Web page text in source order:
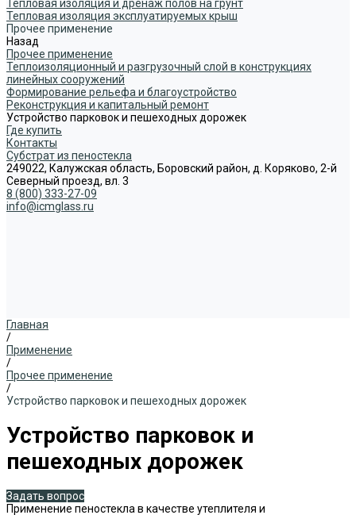
Тепловая изоляция и дренаж полов на грунт
Тепловая изоляция эксплуатируемых крыш
Прочее применение
Назад
Прочее применение
Теплоизоляционный и разгрузочный слой в конструкциях
линейных сооружений
Формирование рельефа и благоустройство
Реконструкция и капитальный ремонт
Устройство парковок и пешеходных дорожек
Где купить
Контакты
Субстрат из пеностекла
249022, Калужская область, Боровский район, д. Коряково, 2-й
Северный проезд, вл. 3
8 (800) 333-27-09
info@icmglass.ru
Главная
/
Применение
/
Прочее применение
/
Устройство парковок и пешеходных дорожек
Устройство парковок и
пешеходных дорожек
Задать вопрос
Применение пеностекла в качестве утеплителя и